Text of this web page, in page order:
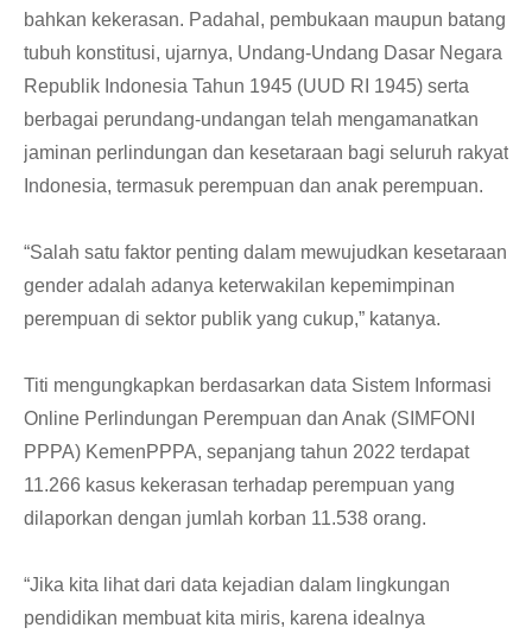
bahkan kekerasan. Padahal, pembukaan maupun batang
tubuh konstitusi, ujarnya, Undang-Undang Dasar Negara
Republik Indonesia Tahun 1945 (UUD RI 1945) serta
berbagai perundang-undangan telah mengamanatkan
jaminan perlindungan dan kesetaraan bagi seluruh rakyat
Indonesia, termasuk perempuan dan anak perempuan.
“Salah satu faktor penting dalam mewujudkan kesetaraan
gender adalah adanya keterwakilan kepemimpinan
perempuan di sektor publik yang cukup,” katanya.
Titi mengungkapkan berdasarkan data Sistem Informasi
Online Perlindungan Perempuan dan Anak (SIMFONI
PPPA) KemenPPPA, sepanjang tahun 2022 terdapat
11.266 kasus kekerasan terhadap perempuan yang
dilaporkan dengan jumlah korban 11.538 orang.
“Jika kita lihat dari data kejadian dalam lingkungan
pendidikan membuat kita miris, karena idealnya